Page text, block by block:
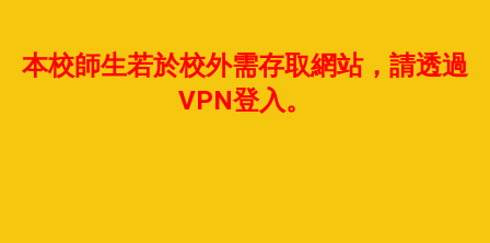
本校師生若於校外需存取網站，請透過
VPN登入。